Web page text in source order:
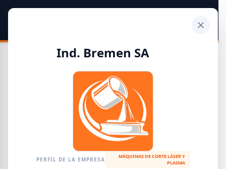
Guía de Empresas Metalúrgicas y Siderúrgicas
METALÚRGICAS
Ind. Bremen SA
PERFIL DE LA EMPRESA
MÁQUINAS DE CORTE LÁSER Y
PLASMA